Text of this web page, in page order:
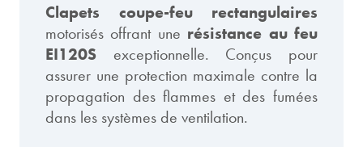
Clapets coupe-feu rectangulaires
motorisés offrant une résistance au feu
EI120S exceptionnelle. Conçus pour
assurer une protection maximale contre la
propagation des flammes et des fumées
dans les systèmes de ventilation.